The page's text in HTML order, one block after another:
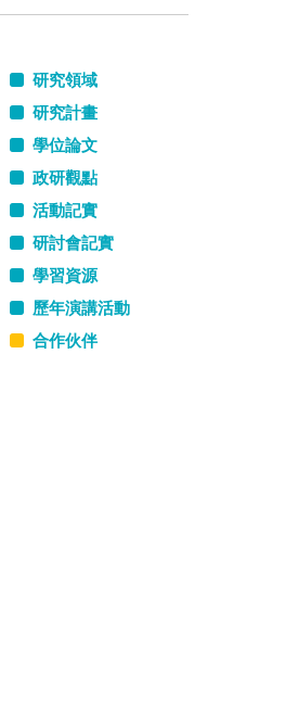
研究領域
研究計畫
學位論文
政研觀點
活動記實
研討會記實
學習資源
歷年演講活動
合作伙伴